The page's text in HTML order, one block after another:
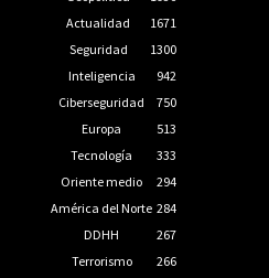
Actualidad
1671
Seguridad
1300
Inteligencia
942
Ciberseguridad
750
Europa
513
Tecnología
333
Oriente medio
294
América del Norte 284
DDHH
267
Terrorismo
266